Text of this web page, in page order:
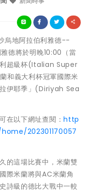
烏地阿拉伯利雅德--
德將於明晚10:00（當
利超級杯(Italian Super
和義大利杯冠軍國際米
伊耶季」(Diriyah Sea
在以下網址查閱：http
202301170057
的這場比賽中，米蘭雙
際米蘭將與AC米蘭角
詩級的德比大戰中一較